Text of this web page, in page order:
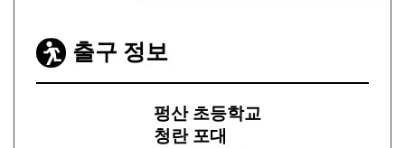
출구 정보
펑산 초등학교
청란 포대